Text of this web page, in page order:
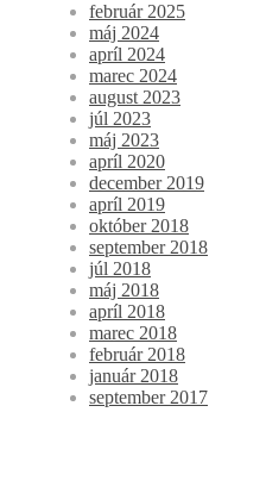
február 2025
máj 2024
apríl 2024
marec 2024
august 2023
júl 2023
máj 2023
apríl 2020
december 2019
apríl 2019
október 2018
september 2018
júl 2018
máj 2018
apríl 2018
marec 2018
február 2018
január 2018
september 2017